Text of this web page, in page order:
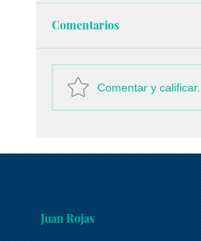
Comentarios
Comentar y calificar...
Juan Rojas